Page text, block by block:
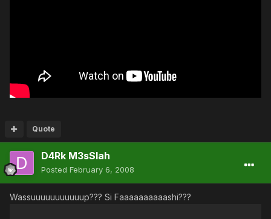
Quote
D4Rk M3sSIah
Posted February 6, 2008
Wassuuuuuuuuuuup??? Si Faaaaaaaaaashi???